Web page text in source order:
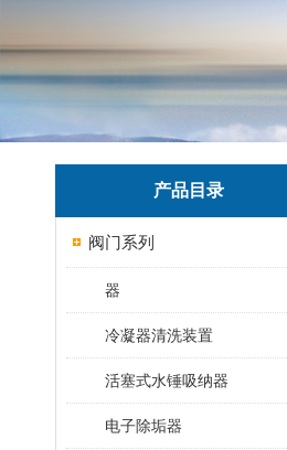
产品目录
阀门系列
器
冷凝器清洗装置
活塞式水锤吸纳器
电子除垢器